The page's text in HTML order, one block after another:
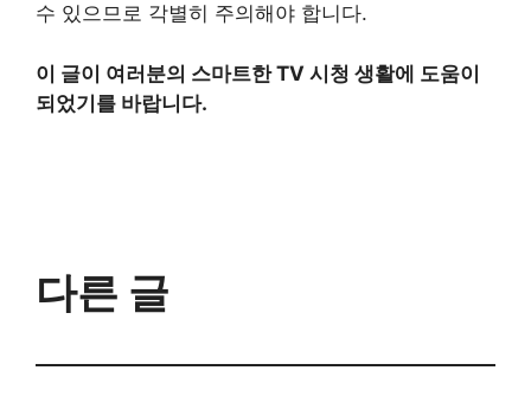
수 있으므로 각별히 주의해야 합니다.
이 글이 여러분의 스마트한 TV 시청 생활에 도움이
되었기를 바랍니다.
다른 글